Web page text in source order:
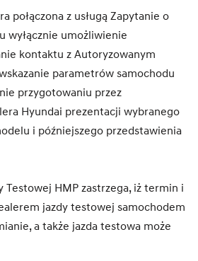
połączona z usługą Zapytanie o
wyłącznie umożliwienie
kontaktu z Autoryzowanym
parametrów samochodu
przygotowaniu przez
Hyundai prezentacji wybranego
i późniejszego przedstawienia
Testowej HMP zastrzega, iż termin i
jazdy testowej samochodem
a także jazda testowa może